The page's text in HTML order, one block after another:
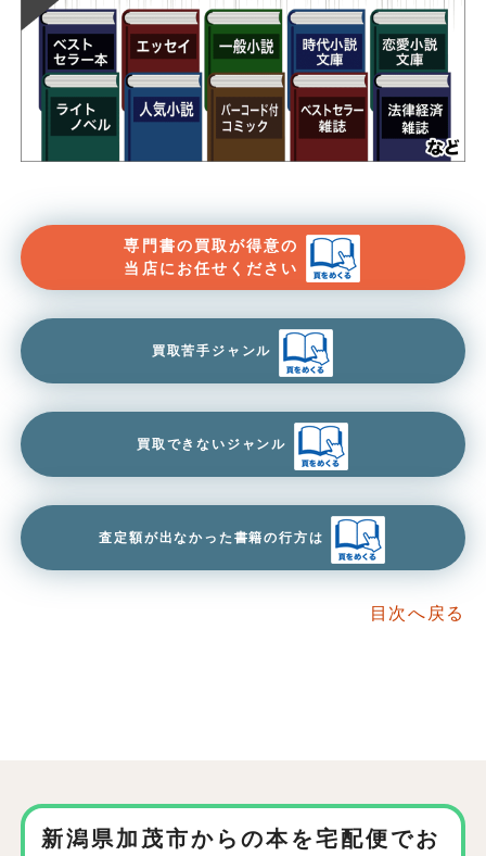
専門書の買取が得意の
当店にお任せください
買取苦手ジャンル
買取できないジャンル
査定額が出なかった書籍の行方は
目次へ戻る
新潟県加茂市からの本を宅配便でお